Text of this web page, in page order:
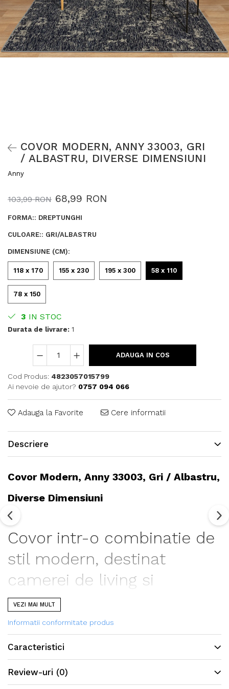
COVOR MODERN, ANNY 33003, GRI
/ ALBASTRU, DIVERSE DIMENSIUNI
Anny
103,99 RON 68,99 RON
FORMA:: DREPTUNGHI
CULOARE:: GRI/ALBASTRU
DIMENSIUNE (CM):
118 x 170 155 x 230 195 x 300 58 x 110
78 x 150
3 IN STOC
Durata de livrare: 1
ADAUGA IN COS
Cod Produs: 4823057015799
Ai nevoie de ajutor? 0757 094 066
Adauga la Favorite Cere informatii
Descriere
Covor Modern, Anny 33003, Gri / Albastru,
Diverse Dimensiuni
Covor intr-o combinatie de
stil modern, destinat
camerei de living si
dormitor.
Produsul este in calitate
Friese, din fire rasucite intr-
un mod special, ceea ce
permite sa confere
VEZI MAI MULT
Informatii conformitate produs
Caracteristici
Review-uri (0)